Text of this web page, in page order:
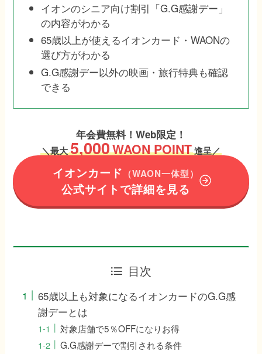
イオンのシニア向け割引「G.G感謝デー」
の内容がわかる
65歳以上が使えるイオンカード・WAONの
選び方がわかる
G.G感謝デー以外の映画・旅行特典も確認
できる
年会費無料！Web限定！
＼最大5,000WAON POINT進呈／
イオンカード （WAON一体型）
公式サイトで詳細を見る
目次
65歳以上も対象になるイオンカードのG.G感
謝デーとは
対象店舗で5％OFFになりお得
G.G感謝デーで割引される条件